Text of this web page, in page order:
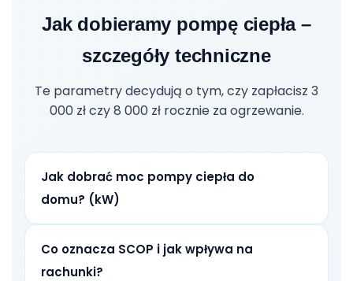
Jak dobieramy pompę ciepła –
szczegóły techniczne
Te parametry decydują o tym, czy zapłacisz 3
000 zł czy 8 000 zł rocznie za ogrzewanie.
Jak dobrać moc pompy ciepła do
domu? (kW)
Co oznacza SCOP i jak wpływa na
rachunki?